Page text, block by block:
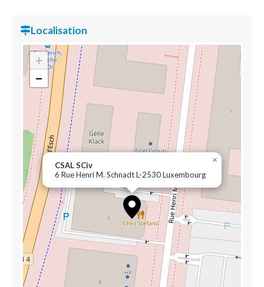
Localisation
CSAL SCiv
6 Rue Henri M. Schnadt L-2530 Luxembourg
×
+
−